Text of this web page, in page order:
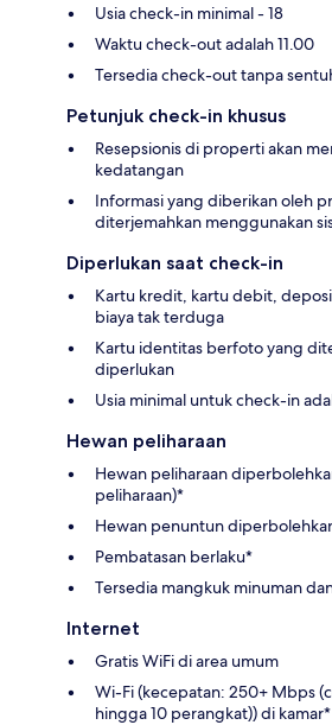
Usia check-in minimal - 18
Waktu check-out adalah 11.00
Tersedia check-out tanpa
Petunjuk check-in khusus
Resepsionis di properti akan
kedatangan
Informasi yang diberikan oleh
diterjemahkan menggunakan
Diperlukan saat check-in
Kartu kredit, kartu debit,
biaya tak terduga
Kartu identitas berfoto yang
diperlukan
Usia minimal untuk check-in
Hewan peliharaan
Hewan peliharaan
peliharaan)*
Hewan penuntun
Pembatasan berlaku*
Tersedia mangkuk minuman
Internet
Gratis WiFi di area umum
Wi-Fi (kecepatan: 250+ Mbps
hingga 10 perangkat)) di kamar*